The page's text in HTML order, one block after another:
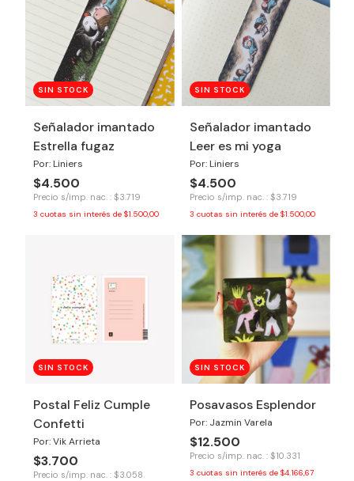
SIN STOCK
Señalador imantado
Estrella fugaz
Por: Liniers
$4.500
Precio s/imp. nac. : $3.719
3 cuotas sin interés de $1.500,00
SIN STOCK
Señalador imantado
Leer es mi yoga
Por: Liniers
$4.500
Precio s/imp. nac. : $3.719
3 cuotas sin interés de $1.500,00
SIN STOCK
Postal Feliz Cumple
Confetti
Por: Vik Arrieta
$3.700
Precio s/imp. nac. : $3.058
SIN STOCK
Posavasos Esplendor
Por: Jazmin Varela
$12.500
Precio s/imp. nac. : $10.331
3 cuotas sin interés de $4.166,67